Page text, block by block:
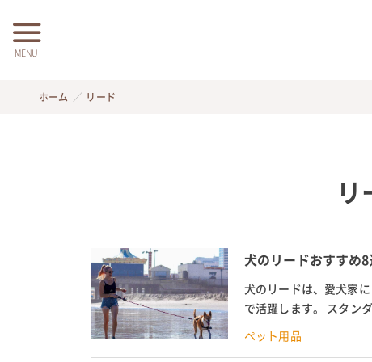
MENU
ホーム リード
リ
犬のリードおすすめ
犬のリードは、愛犬家
で活躍します。 スタン
のリードの種類や付け
ペット用品